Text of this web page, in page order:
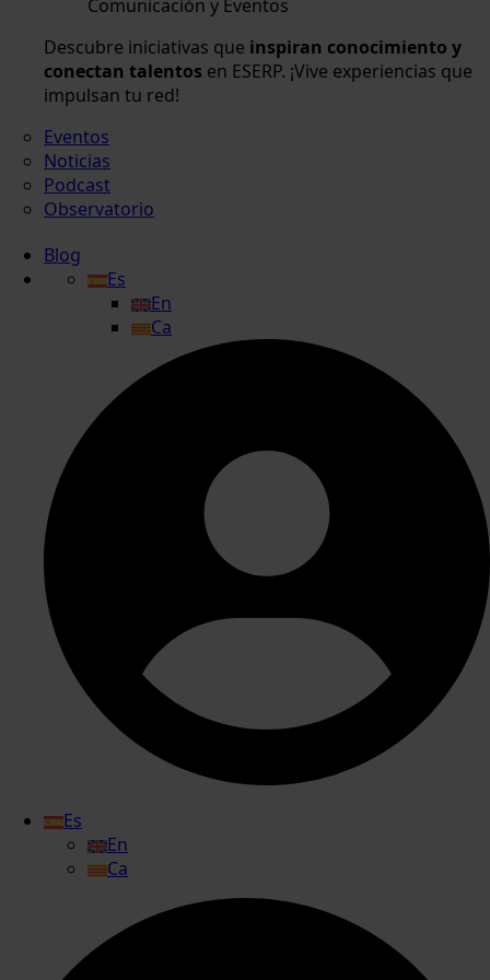
Comunicación y Eventos
Descubre iniciativas que inspiran conocimiento y
conectan talentos en ESERP. ¡Vive experiencias que
impulsan tu red!
Eventos
Noticias
Podcast
Observatorio
Blog
Es
En
Ca
Es
En
Ca